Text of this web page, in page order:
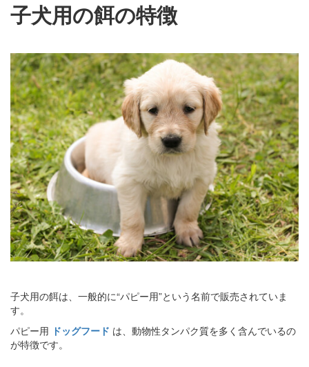
子犬用の餌の特徴
子犬用の餌は、一般的に“パピー用”という名前で販売されていま
す。
パピー用 ドッグフード は、動物性タンパク質を多く含んでいるの
が特徴です。